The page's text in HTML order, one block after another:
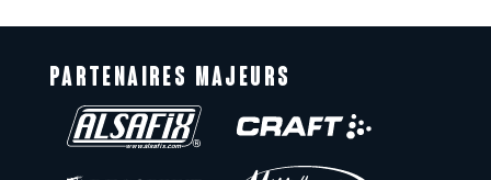
PARTENAIRES MAJEURS